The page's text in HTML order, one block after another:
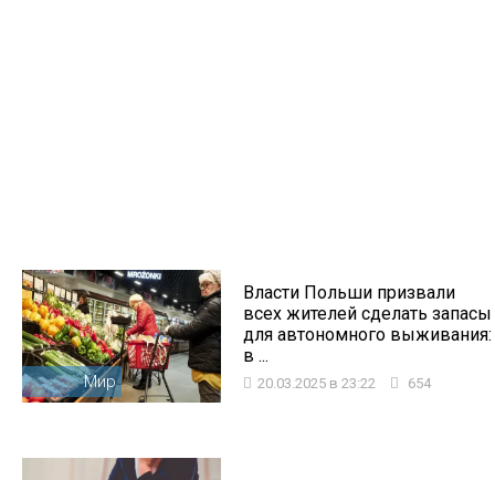
Мир
Власти Польши призвали
всех жителей сделать запасы
для автономного выживания:
в ...
20.03.2025 в 23:22 654